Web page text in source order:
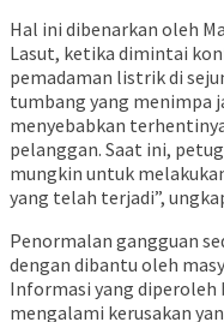
Hal ini dibenarkan oleh
Lasut, ketika dimintai
pemadaman listrik di
tumbang yang menimpa
menyebabkan
pelanggan. Saat ini,
mungkin untuk
yang telah terjadi”,
Penormalan gangguan
dengan dibantu oleh
Informasi yang
mengalami kerusakan